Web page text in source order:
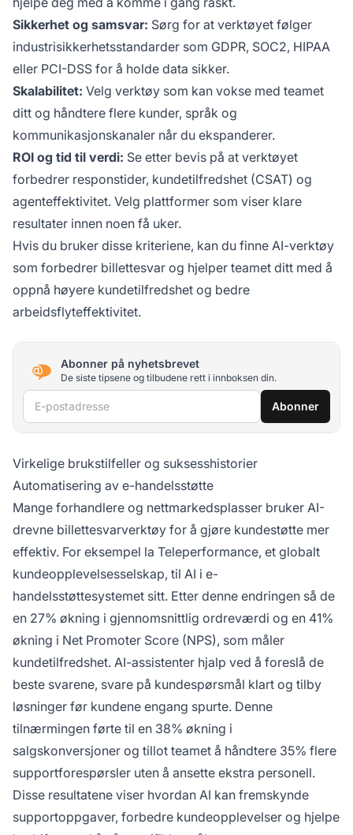
Sikkerhet og samsvar: Sørg for at verktøyet følger
industrisikkerhetsstandarder som GDPR, SOC2, HIPAA
eller PCI-DSS for å holde data sikker.
Skalabilitet: Velg verktøy som kan vokse med teamet
ditt og håndtere flere kunder, språk og
kommunikasjonskanaler når du ekspanderer.
ROI og tid til verdi: Se etter bevis på at verktøyet
forbedrer responstider, kundetilfredshet (CSAT) og
agenteffektivitet. Velg plattformer som viser klare
resultater innen noen få uker.
Hvis du bruker disse kriteriene, kan du finne AI-verktøy
som forbedrer billettesvar og hjelper teamet ditt med å
oppnå høyere kundetilfredshet og bedre
arbeidsflyteffektivitet.
Abonner på nyhetsbrevet
De siste tipsene og tilbudene rett i innboksen din.
E-postadresse Abonner
Virkelige brukstilfeller og suksesshistorier
Automatisering av e-handelsstøtte
Mange forhandlere og nettmarkedsplasser bruker AI-
drevne billettesvarverktøy for å gjøre kundestøtte mer
effektiv. For eksempel la Teleperformance, et globalt
kundeopplevelsesselskap, til AI i e-
handelsstøttesystemet sitt. Etter denne endringen så de
en 27% økning i gjennomsnittlig ordreværdi og en 41%
økning i Net Promoter Score (NPS), som måler
kundetilfredshet. AI-assistenter hjalp ved å foreslå de
beste svarene, svare på kundespørsmål klart og tilby
løsninger før kundene engang spurte. Denne
tilnærmingen førte til en 38% økning i
salgskonversjoner og tillot teamet å håndtere 35% flere
supportforespørsler uten å ansette ekstra personell.
Disse resultatene viser hvordan AI kan fremskynde
supportoppgaver, forbedre kundeopplevelser og hjelpe